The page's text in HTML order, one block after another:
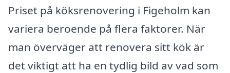
Priset på köksrenovering i Figeholm kan
variera beroende på flera faktorer. När
man överväger att renovera sitt kök är
det viktigt att ha en tydlig bild av vad som